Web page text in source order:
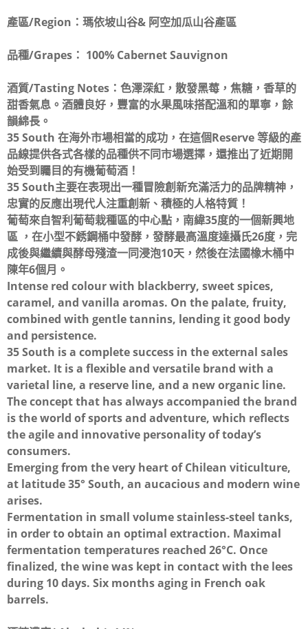
產區/Region： 瑪依坡山谷& 阿空加瓜山谷產區
品種/Grapes： 100% Cabernet Sauvignon
酒質/Tasting Notes： 色澤深紅，散發黑莓，焦糖，香草的
甜香氣息。酒體良好，豐富的水果風味搭配溫和的單寧，餘
韻綿長。
35 South 在海外市場相當的成功，在這個Reserve 等級的產
品線提供各式各樣的品種供不同市場選擇，還推出了近期開
始受到矚目的有機葡萄酒！
35 South主要在表現出一種冒險創新充滿活力的品牌精神，
忠實的反應出現代人注重創新、積極的人格特質！
葡萄來自智利葡萄栽種區的中心點，南緯35度的一個新興地
區 ，在小型不銹鋼桶中發酵，發酵最高溫度達攝氏26度，完
成後與繼續與酵母殘渣一同浸泡10天，然後在法國橡木桶中
陳年6個月。
Intense red colour with blackberry, sweet spices,
caramel, and vanilla aromas. On the palate, fruity,
combined with gentle tannins, lending it good body
and persistence.
35 South is a complete success in the external sales
market. It is a flexible and versatile brand with a
varietal line, a reserve line, and a new organic line.
The concept that has always accompanied the brand
is the world of sports and adventure, which reflects
the agile and innovative personality of today’s
consumers.
Emerging from the very heart of Chilean viticulture,
at latitude 35° South, an aucacious and modern wine
arises.
Fermentation in small volume stainless-steel tanks,
in order to obtain an optimal extraction. Maximal
fermentation temperatures reached 26°C. Once
finalized, the wine was kept in contact with the lees
during 10 days. Six months aging in French oak
barrels.